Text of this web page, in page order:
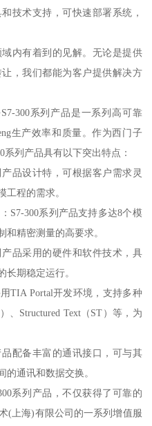
技术支持，可快速部署系统，
内有着到的见解。无论是提供
，我们都能为客户提供解决方
系列产品是一系列高可靠
生产效率和质量。作为西门子
列产品具有以下突出特点：
品设计特，可根据客户需求灵
工程的需求。
S7-300系列产品支持多达8个模
精密测量的高要求。
品采用的硬件和软件技术，具
长期稳定运行。
TIA Portal开发环境，支持多种
、Structured Text（ST）等，为
配备丰富的通讯接口，可与其
通讯和数据交换。
系列产品，不仅获得了可靠的
(上海)有限公司的一系列增值服